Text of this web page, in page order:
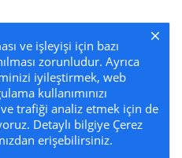
ve işleyişi için bazı
zorunludur. Ayrıca
iyileştirmek, web
kullanımınızı
trafiği analiz etmek için de
Detaylı bilgiye Çerez
erişebilirsiniz.